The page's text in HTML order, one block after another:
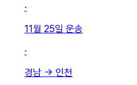
·
11월 25일 운송
·
경남 → 인천